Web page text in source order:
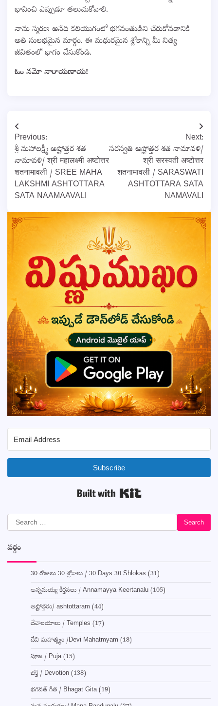
భావించి ఎప్పుడూ తలుచుకోవాలి.
నామ స్మరణ అనేది కలియుగంలో భగవంతుడిని చేరుకోవడానికి
అతి సులభమైన మార్గం. ఈ మధురమైన శ్లోకాన్ని మీ నిత్య
జీవితంలో భాగం చేసుకోండి.
ఓం నమో నారాయణాయ!
Post
navigation
Previous:
శ్రీ మహాలక్ష్మీ అష్టోత్తర శత
నామావళి/ श्री महालक्ष्मी अष्टोत्तर
शतनामावली / SREE MAHA
LAKSHMI ASHTOTTARA
SATA NAAMAAVALI
Next:
సరస్వతి అష్టోత్తర శత నామావళి/
श्री सरस्वती अष्टोत्तर
शतनामावली / SARASWATI
ASHTOTTARA SATA
NAMAVALI
Subscribe
Search
for:
వర్గం
30 రోజులు 30 శ్లోకాలు / 30 Days 30 Shlokas (31)
అన్నమయ్య కీర్తనలు / Annamayya Keertanalu (105)
అష్టోత్తరం/ ashtottaram (44)
దేవాలయాలు / Temples (17)
దేవి మహాత్మ్యం /Devi Mahatmyam (18)
పూజ / Puja(15)
భక్తి / Devotion (138)
భగవత్ గీత / Bhagat Gita(19)